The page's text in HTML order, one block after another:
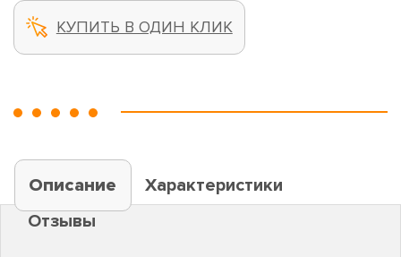
КУПИТЬ В ОДИН КЛИК
Описание
Характеристики
Отзывы